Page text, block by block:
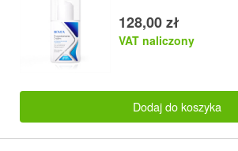
128,00 zł
VAT naliczony
Dodaj do koszyka